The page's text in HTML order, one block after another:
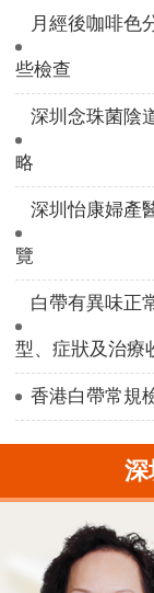
月經後咖啡色
些檢查
深圳念珠菌陰
略
深圳怡康婦產
覽
白帶有異味正
型、症狀及治療
香港白帶常規
深